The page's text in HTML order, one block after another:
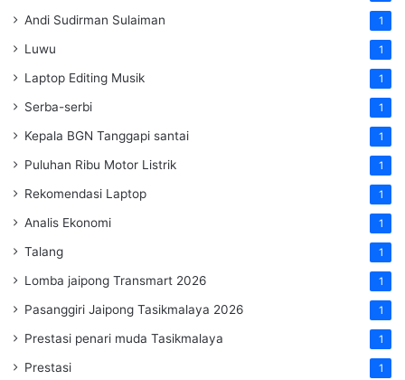
Andi Sudirman Sulaiman 1
Luwu 1
Laptop Editing Musik 1
Serba-serbi 1
Kepala BGN Tanggapi santai 1
Puluhan Ribu Motor Listrik 1
Rekomendasi Laptop 1
Analis Ekonomi 1
Talang 1
Lomba jaipong Transmart 2026 1
Pasanggiri Jaipong Tasikmalaya 2026 1
Prestasi penari muda Tasikmalaya 1
Prestasi 1